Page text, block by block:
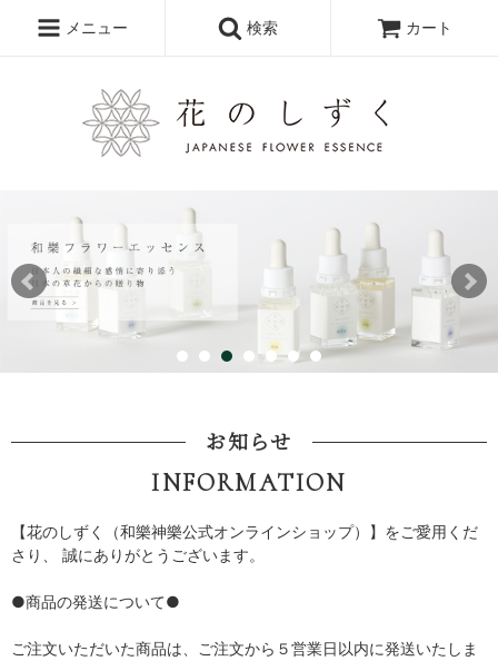
メニュー 検索 カート
お知らせ
INFORMATION
【花のしずく（和樂神樂公式オンラインショップ）】をご愛用くだ
さり、 誠にありがとうございます。
●商品の発送について●
ご注文いただいた商品は、ご注文から５営業日以内に発送いたしま